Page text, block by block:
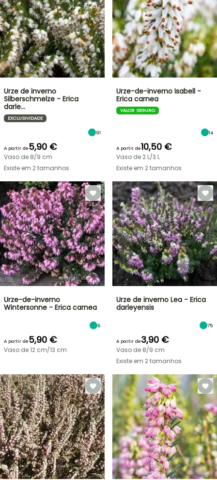
Urze de inverno
Silberschmelze - Erica
darle…
EXCLUSIVIDADE
91
A partir de5,90 €
Vaso de 8/9 cm
Existe em 2 tamanhos
Urze-de-inverno Isabell -
Erica carnea
VALOR SEGURO
14
A partir de10,50 €
Vaso de 2 L/3 L
Existe em 2 tamanhos
Urze-de-inverno
Wintersonne - Erica carnea
6
A partir de5,90 €
Vaso de 12 cm/13 cm
Urze de inverno Lea - Erica
darleyensis
75
A partir de3,90 €
Vaso de 8/9 cm
Existe em 2 tamanhos